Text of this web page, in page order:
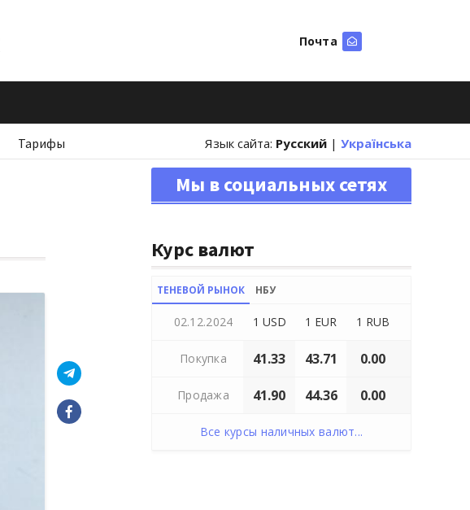
Почта
Тарифы Язык сайта: Русский | Українська
Мы в социальных сетях
Курс валют
ТЕНЕВОЙ РЫНОК НБУ
02.12.2024 1 USD 1 EUR 1 RUB
Покупка 41.33 43.71 0.00
Продажа 41.90 44.36 0.00
Все курсы наличных валют...